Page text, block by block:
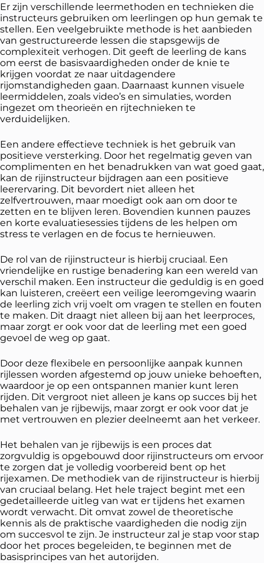
Er zijn verschillende leermethoden en technieken die
instructeurs gebruiken om leerlingen op hun gemak te
stellen. Een veelgebruikte methode is het aanbieden
van gestructureerde lessen die stapsgewijs de
complexiteit verhogen. Dit geeft de leerling de kans
om eerst de basisvaardigheden onder de knie te
krijgen voordat ze naar uitdagendere
rijomstandigheden gaan. Daarnaast kunnen visuele
leermiddelen, zoals video’s en simulaties, worden
ingezet om theorieën en rijtechnieken te
verduidelijken.
Een andere effectieve techniek is het gebruik van
positieve versterking. Door het regelmatig geven van
complimenten en het benadrukken van wat goed gaat,
kan de rijinstructeur bijdragen aan een positieve
leerervaring. Dit bevordert niet alleen het
zelfvertrouwen, maar moedigt ook aan om door te
zetten en te blijven leren. Bovendien kunnen pauzes
en korte evaluatiesessies tijdens de les helpen om
stress te verlagen en de focus te hernieuwen.
De rol van de rijinstructeur is hierbij cruciaal. Een
vriendelijke en rustige benadering kan een wereld van
verschil maken. Een instructeur die geduldig is en goed
kan luisteren, creëert een veilige leeromgeving waarin
de leerling zich vrij voelt om vragen te stellen en fouten
te maken. Dit draagt niet alleen bij aan het leerproces,
maar zorgt er ook voor dat de leerling met een goed
gevoel de weg op gaat.
Door deze flexibele en persoonlijke aanpak kunnen
rijlessen worden afgestemd op jouw unieke behoeften,
waardoor je op een ontspannen manier kunt leren
rijden. Dit vergroot niet alleen je kans op succes bij het
behalen van je rijbewijs, maar zorgt er ook voor dat je
met vertrouwen en plezier deelneemt aan het verkeer.
Het behalen van je rijbewijs is een proces dat
zorgvuldig is opgebouwd door rijinstructeurs om ervoor
te zorgen dat je volledig voorbereid bent op het
rijexamen. De methodiek van de rijinstructeur is hierbij
van cruciaal belang. Het hele traject begint met een
gedetailleerde uitleg van wat er tijdens het examen
wordt verwacht. Dit omvat zowel de theoretische
kennis als de praktische vaardigheden die nodig zijn
om succesvol te zijn. Je instructeur zal je stap voor stap
door het proces begeleiden, te beginnen met de
basisprincipes van het autorijden.